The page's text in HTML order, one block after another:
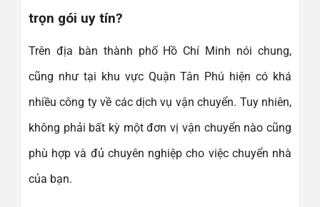
trọn gói uy tín?
Trên địa bàn thành phố Hồ Chí Minh nói chung,
cũng như tại khu vực Quận Tân Phú hiện có khá
nhiều công ty về các dịch vụ vận chuyển. Tuy nhiên,
không phải bất kỳ một đơn vị vận chuyển nào cũng
phù hợp và đủ chuyên nghiệp cho việc chuyển nhà
của bạn.